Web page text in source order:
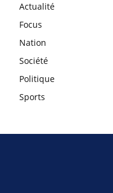
Actualité
Focus
Nation
Société
Politique
Sports